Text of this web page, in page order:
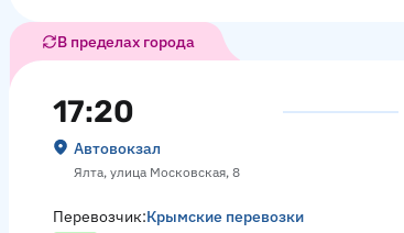
В пределах города
17:20
Автовокзал
Ялта, улица Московская, 8
Перевозчик:Крымские перевозки